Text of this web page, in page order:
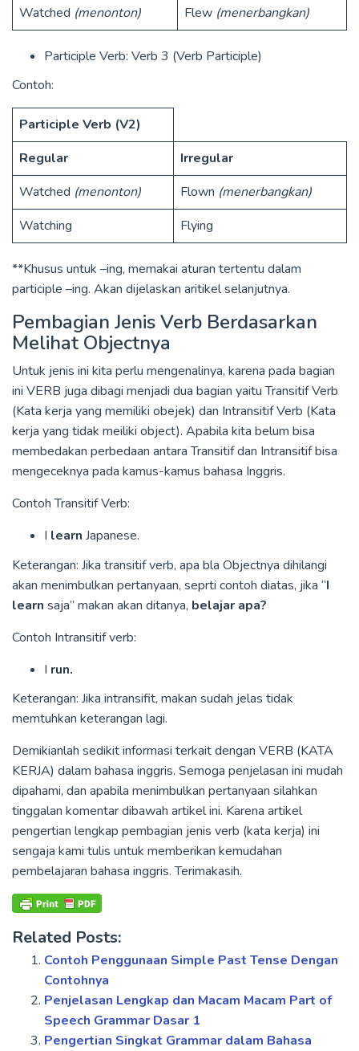
Watched (menonton) Flew (menerbangkan)
Participle Verb: Verb 3 (Verb Participle)
Contoh:
Participle Verb (V2)
Regular
Irregular
Watched (menonton) Flown (menerbangkan)
Watching
Flying
**Khusus untuk –ing, memakai aturan tertentu dalam
participle –ing. Akan dijelaskan aritikel selanjutnya.
Pembagian Jenis Verb Berdasarkan
Melihat Objectnya
Untuk jenis ini kita perlu mengenalinya, karena pada bagian
ini VERB juga dibagi menjadi dua bagian yaitu Transitif Verb
(Kata kerja yang memiliki obejek) dan Intransitif Verb (Kata
kerja yang tidak meiliki object). Apabila kita belum bisa
membedakan perbedaan antara Transitif dan Intransitif bisa
mengeceknya pada kamus-kamus bahasa Inggris.
Contoh Transitif Verb:
I learn Japanese.
Keterangan: Jika transitif verb, apa bla Objectnya dihilangi
akan menimbulkan pertanyaan, seprti contoh diatas, jika “I
learn saja” makan akan ditanya, belajar apa?
Contoh Intransitif verb:
I run.
Keterangan: Jika intransifit, makan sudah jelas tidak
memtuhkan keterangan lagi.
Demikianlah sedikit informasi terkait dengan VERB (KATA
KERJA) dalam bahasa inggris. Semoga penjelasan ini mudah
dipahami, dan apabila menimbulkan pertanyaan silahkan
tinggalan komentar dibawah artikel ini. Karena artikel
pengertian lengkap pembagian jenis verb (kata kerja) ini
sengaja kami tulis untuk memberikan kemudahan
pembelajaran bahasa inggris. Terimakasih.
Related Posts:
Contoh Penggunaan Simple Past Tense Dengan
Contohnya
Penjelasan Lengkap dan Macam Macam Part of
Speech Grammar Dasar 1
Pengertian Singkat Grammar dalam Bahasa